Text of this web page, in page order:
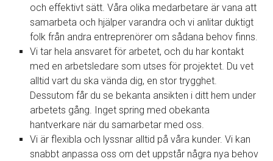
och effektivt sätt. Våra olika medarbetare är vana att
samarbeta och hjälper varandra och vi anlitar duktigt
folk från andra entreprenörer om sådana behov finns.
Vi tar hela ansvaret för arbetet, och du har kontakt
med en arbetsledare som utses för projektet. Du vet
alltid vart du ska vända dig, en stor trygghet.
Dessutom får du se bekanta ansikten i ditt hem under
arbetets gång. Inget spring med obekanta
hantverkare när du samarbetar med oss.
Vi är flexibla och lyssnar alltid på våra kunder. Vi kan
snabbt anpassa oss om det uppstår några nya behov